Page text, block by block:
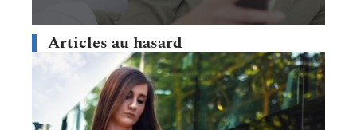
Articles au hasard